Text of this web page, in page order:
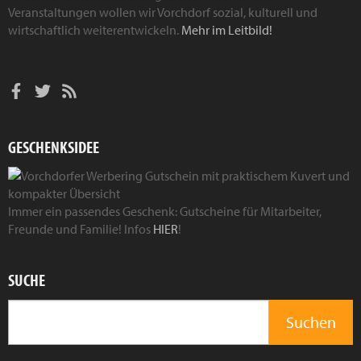
Veranstaltungen wollen wir Vorchdorf sozial, kulturell und
wirtschaftlich weiterentwickeln. Mehr im Leitbild!
GESCHENKSIDEE
Immer ein passendes Geschenk: Gutscheine für Mitarbeiter,
Freunde und Familie! Infos HIER!
SUCHE